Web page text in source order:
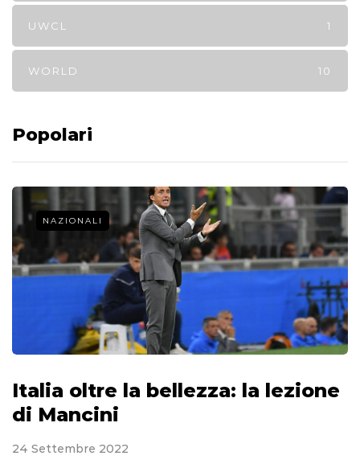
UWCL 1
WORLD 10
Popolari
NAZIONALI
Italia oltre la bellezza: la lezione
di Mancini
24 Settembre 2022